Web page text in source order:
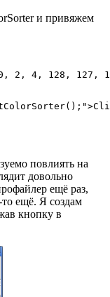
и привяжем
2, 4, 128, 127,
повлиять на
довольно
ещё раз,
ещё. Я создам
кнопку в